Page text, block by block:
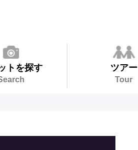
トを探す ツアー
Tour